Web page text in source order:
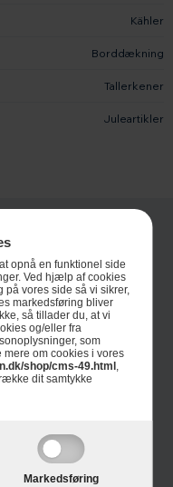
opnå en funktionel side
Ved hjælp af cookies
vores side så vi sikrer,
markedsføring bliver
så tillader du, at vi
og/eller fra
som
om cookies i vores
shop/cms-49.html
dit samtykke
Markedsføring
Kähler
Borddækning
Tallerkener
Juleartikler